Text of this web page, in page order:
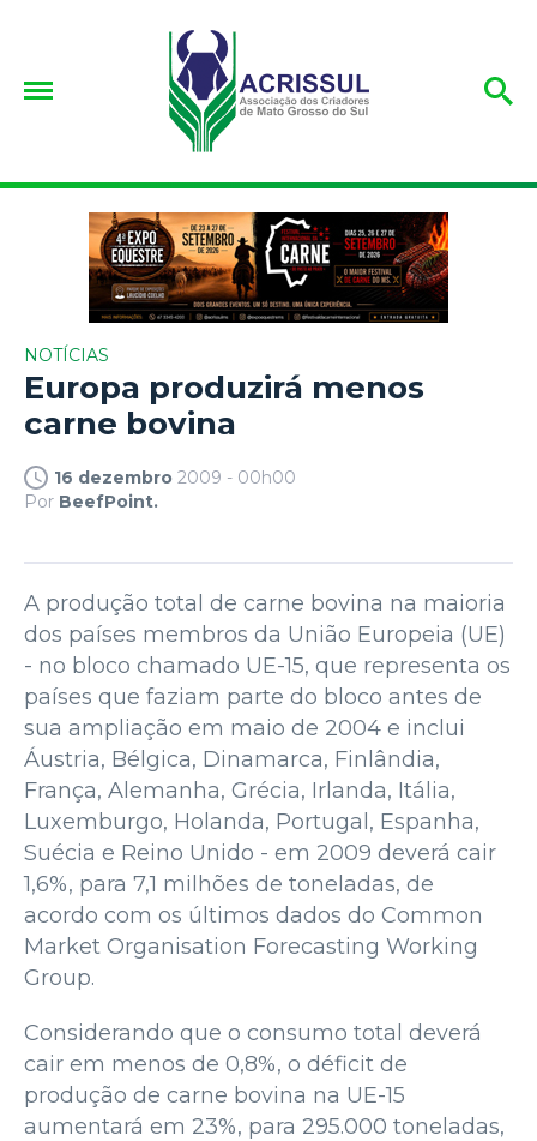
NOTÍCIAS
Europa produzirá menos
carne bovina
16 dezembro 2009 - 00h00
Por BeefPoint.
A produção total de carne bovina na maioria
dos países membros da União Europeia (UE)
- no bloco chamado UE-15, que representa os
países que faziam parte do bloco antes de
sua ampliação em maio de 2004 e inclui
Áustria, Bélgica, Dinamarca, Finlândia,
França, Alemanha, Grécia, Irlanda, Itália,
Luxemburgo, Holanda, Portugal, Espanha,
Suécia e Reino Unido - em 2009 deverá cair
1,6%, para 7,1 milhões de toneladas, de
acordo com os últimos dados do Common
Market Organisation Forecasting Working
Group.
Considerando que o consumo total deverá
cair em menos de 0,8%, o déficit de
produção de carne bovina na UE-15
aumentará em 23%, para 295.000 toneladas,